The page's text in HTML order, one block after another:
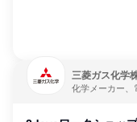
三菱ガス化学
化学メーカー、